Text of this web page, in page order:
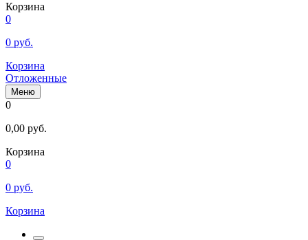
Корзина
0
0 руб.
Корзина
Отложенные
Меню
0
0,00 руб.
Корзина
0
0 руб.
Корзина